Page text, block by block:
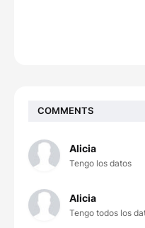
COMMENTS
Alicia
Tengo los datos
Alicia
Tengo todos los